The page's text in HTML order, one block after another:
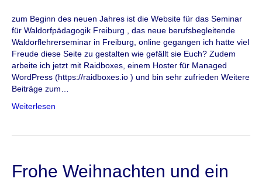
zum Beginn des neuen Jahres ist die Website für das Seminar
für Waldorfpädagogik Freiburg , das neue berufsbegleitende
Waldorflehrerseminar in Freiburg, online gegangen ich hatte viel
Freude diese Seite zu gestalten wie gefällt sie Euch? Zudem
arbeite ich jetzt mit Raidboxes, einem Hoster für Managed
WordPress (https://raidboxes.io ) und bin sehr zufrieden Weitere
Beiträge zum…
Weiterlesen
Frohe Weihnachten und ein